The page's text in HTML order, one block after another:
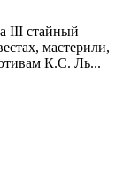
III стайный
мастерили,
К.С. Ль...